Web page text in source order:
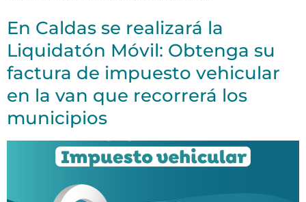
En Caldas se realizará la
Liquidatón Móvil: Obtenga su
factura de impuesto vehicular
en la van que recorrerá los
municipios